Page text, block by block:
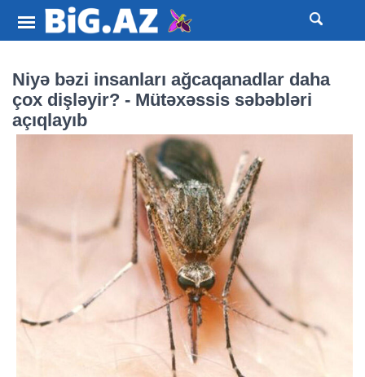
Niyə bəzi insanları ağcaqanadlar daha
çox dişləyir? - Mütəxəssis səbəbləri
açıqlayıb